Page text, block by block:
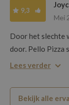
9,3
Mei
Door het slechte
door. Pello Pizza
brengen zodat wij
pizza’s
bediening!
Lees verder
Bekijk alle